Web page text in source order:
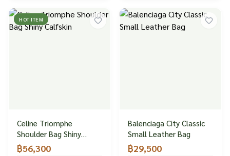
HOT ITEM
Celine Triomphe
Shoulder Bag Shiny
Calfskin
฿56,300
Balenciaga City Classic
Small Leather Bag
฿29,500